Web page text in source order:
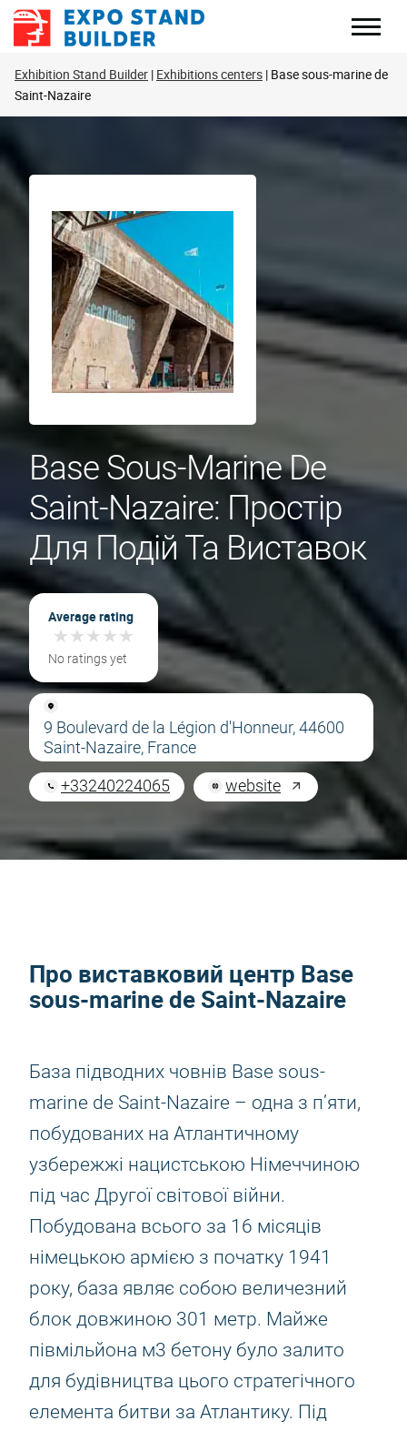
Перейти
Exhibition Stand Builder Exhibitions centers Base sous-marine de
Saint-Nazaire
Base Sous-Marine De
Saint-Nazaire: Простір
Для Подій Та Виставок
Average rating
★★★★★
★★★★★
No ratings yet
9 Boulevard de la Légion d'Honneur, 44600
Saint-Nazaire, France
+33240224065
website
Про виставковий центр Base
sous-marine de Saint-Nazaire
База підводних човнів Base sous-
marine de Saint-Nazaire – одна з п’яти,
побудованих на Атлантичному
узбережжі нацистською Німеччиною
під час Другої світової війни.
Побудована всього за 16 місяців
німецькою армією з початку 1941
року, база являє собою величезний
блок довжиною 301 метр. Майже
півмільйона м3 бетону було залито
для будівництва цього стратегічного
елемента битви за Атлантику. Під